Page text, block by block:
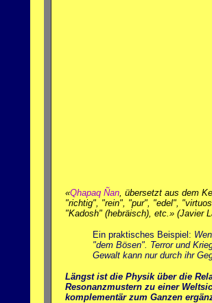
«Qhapaq Ñan, übersetzt aus dem
"richtig", "rein", "pur", "edel",
"Kadosh" (hebräisch), etc.» (Javier
Ein praktisches Beispiel:
"dem Bösen". Terror und
Gewalt kann nur durch ihr
Längst ist die Physik über die
Resonanzmustern zu einer
komplementär zum Ganzen